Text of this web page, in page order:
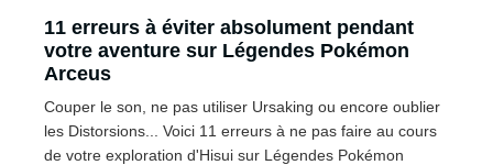
11 erreurs à éviter absolument pendant
votre aventure sur Légendes Pokémon
Arceus
Couper le son, ne pas utiliser Ursaking ou encore oublier
les Distorsions... Voici 11 erreurs à ne pas faire au cours
de votre exploration d'Hisui sur Légendes Pokémon